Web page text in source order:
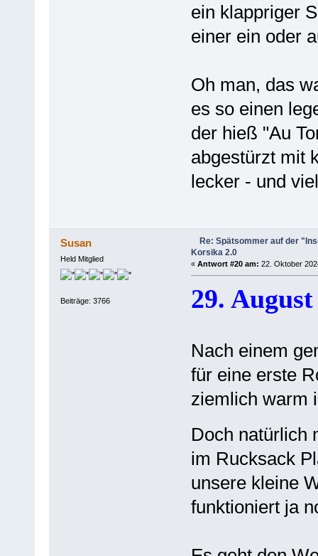
ein klappriger
einer ein oder
Oh man, das
es so einen
der hieß "Au
abgestürzt mit
lecker - und
Susan
Held Mitglied
Beiträge: 3766
Re: Spätsommer auf der
Korsika 2.0
« Antwort #20 am: 22. Oktober
29.
Nach einem
für eine erste
ziemlich warm
Doch natürlich
im Rucksack
unsere kleine
funktioniert ja